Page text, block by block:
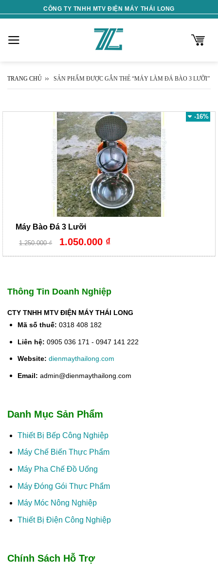
to
CÔNG TY TNHH MTV ĐIỆN MÁY THÁI LONG
TRANG CHỦ SẢN PHẨM ĐƯỢC GẮN THẺ “MÁY LÀM ĐÁ BÀO 3 LƯỠI”
-16%
Máy Bào Đá 3 Lưỡi
1.250.000₫
Giá
gốc
1.250.000 ₫.
1.050.000 ₫Giá
hiện
là:
Thông Tin Doanh Nghiệp
CTY TNHH MTV ĐIỆN MÁY THÁI LONG
Mã số thuế: 0318 408 182
Liên hệ: 0905 036 171 - 0947 141 222
Website: dienmaythailong.com
Email: admin@dienmaythailong.com
Danh Mục Sản Phẩm
Thiết Bị Bếp Công Nghiệp
Máy Chế Biến Thực Phẩm
Máy Pha Chế Đồ Uống
Máy Đóng Gói Thực Phẩm
Máy Móc Nông Nghiệp
Thiết Bị Điện Công Nghiệp
Chính Sách Hỗ Trợ